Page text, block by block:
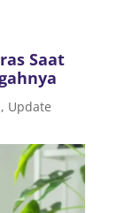
Saat
, Update